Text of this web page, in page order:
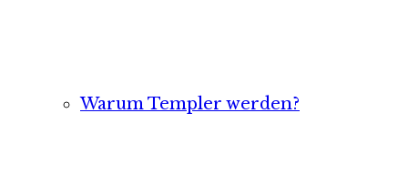
Warum Templer werden?